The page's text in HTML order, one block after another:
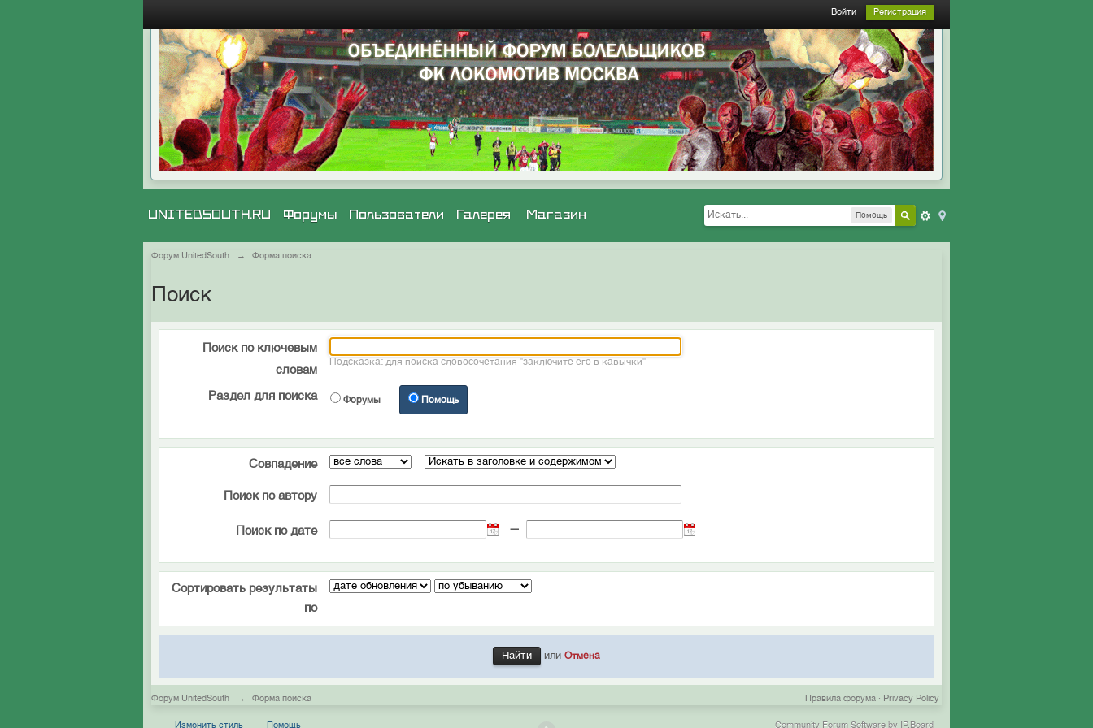
Войти Регистрация
Помощь
UNITEDSOUTH.RU Галерея Магазин
Форумы Пользователи
Форум UnitedSouth → Форма поиска
Поиск
Поиск по ключевым
словам
Подсказка: для поиска словосочетания "заключите его в кавычки"
Раздел для поиска Форумы Помощь
Совпадение
Поиск по автору
Поиск по дате —
Сортировать результаты
по
или Отмена
Форум UnitedSouth → Форма поиска Privacy Policy
Правила форума ·
Изменить стиль Помощь Community Forum Software by IP.Board